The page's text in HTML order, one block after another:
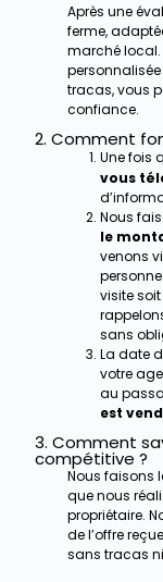
Après une
ferme,
marché local.
tracas, vous
confiance.
2. Comment
Une fois
vous
Nous
le
venons
visite
sans
La date
votre
au
est
3. Comment
compétitive ?
Nous faisons
que nous
propriétaire.
de l’offre
sans tracas